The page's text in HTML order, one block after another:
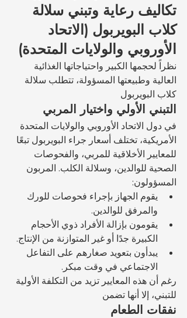
تكاليف رعاية وتبني سلالة
كلاب البويربول (الاتحاد
الأوروبي والولايات المتحدة)
نظراً لحجمها الكبير واحتياجاتها الغذائية
العالية وطبيعتها المسؤولة، تتطلب سلالة
كلاب البويربول
التبني الأولي واختيار المربي
في دول الاتحاد الأوروبي والولايات المتحدة
الأمريكية، تختلف أسعار جراء البويربول تبعًا
للمعايير الأخلاقية للمربي، والفحوصات
الصحية للوالدين، وسلالة الكلب. المربون
المسؤولون:
يقوم الجهاز بإجراء فحوصات للورك
والمرفق للوالدين.
يقومون بإزالة الأفراد ذوي الأحجام
الكبيرة جدًا أو غير المتوازنة من الإنتاج.
يبدأون بتعويد صغارهم على التفاعل
الاجتماعي في وقت مبكر.
رغم أن هذه المعايير تزيد من التكلفة الأولية
للتبني، إلا أنها تضمن
نفقات الطعام